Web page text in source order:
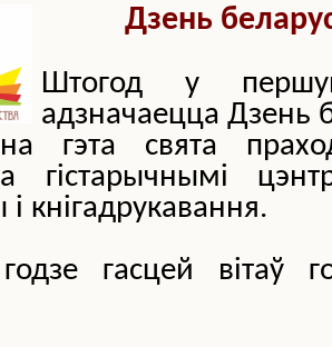
Дзень
Штогод у
адзначаецца Дзень
гэта свята
гістарычнымі
і кнігадрукавання.
гасцей вітаў